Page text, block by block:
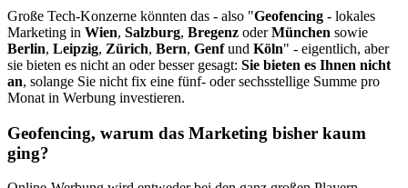
Große Tech-Konzerne könnten das - also "Geofencing - lokales
Marketing in Wien, Salzburg, Bregenz oderMünchen sowie
Berlin, Leipzig, Zürich, Bern, Genfund Köln" - eigentlich, aber
sie bieten es nicht an oder besser gesagt: Sie bieten es Ihnen nicht
an, solange Sie nicht fix eine fünf- oder sechsstellige Summe pro
Monat in Werbung investieren.
Geofencing, warum das Marketing bisher kaum
ging?